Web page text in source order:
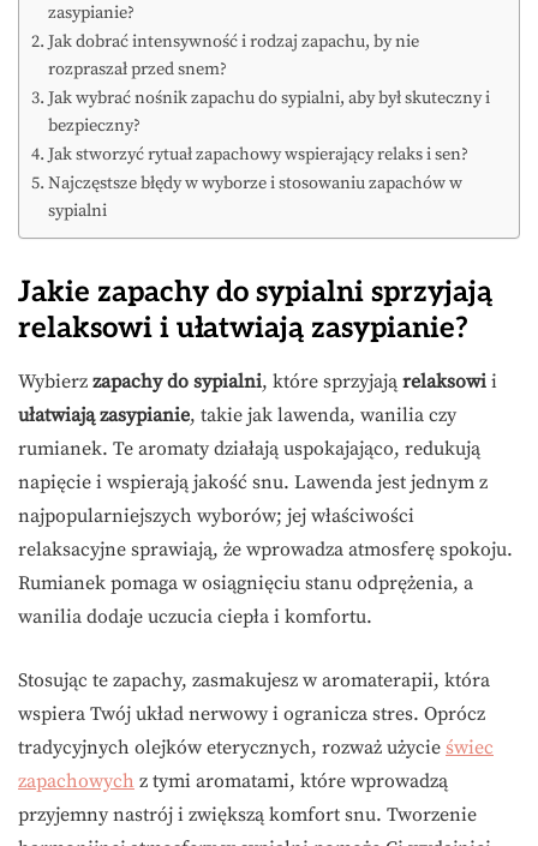
zasypianie?
Jak dobrać intensywność i rodzaj zapachu, by nie
rozpraszał przed snem?
Jak wybrać nośnik zapachu do sypialni, aby był skuteczny i
bezpieczny?
Jak stworzyć rytuał zapachowy wspierający relaks i sen?
Najczęstsze błędy w wyborze i stosowaniu zapachów w
sypialni
Jakie zapachy do sypialni sprzyjają
relaksowi i ułatwiają zasypianie?
Wybierz zapachy do sypialni, które sprzyjają relaksowi i
ułatwiają zasypianie, takie jak lawenda, wanilia czy
rumianek. Te aromaty działają uspokajająco, redukują
napięcie i wspierają jakość snu. Lawenda jest jednym z
najpopularniejszych wyborów; jej właściwości
relaksacyjne sprawiają, że wprowadza atmosferę spokoju.
Rumianek pomaga w osiągnięciu stanu odprężenia, a
wanilia dodaje uczucia ciepła i komfortu.
Stosując te zapachy, zasmakujesz w aromaterapii, która
wspiera Twój układ nerwowy i ogranicza stres. Oprócz
tradycyjnych olejków eterycznych, rozważ użycie świec
zapachowych z tymi aromatami, które wprowadzą
przyjemny nastrój i zwiększą komfort snu. Tworzenie